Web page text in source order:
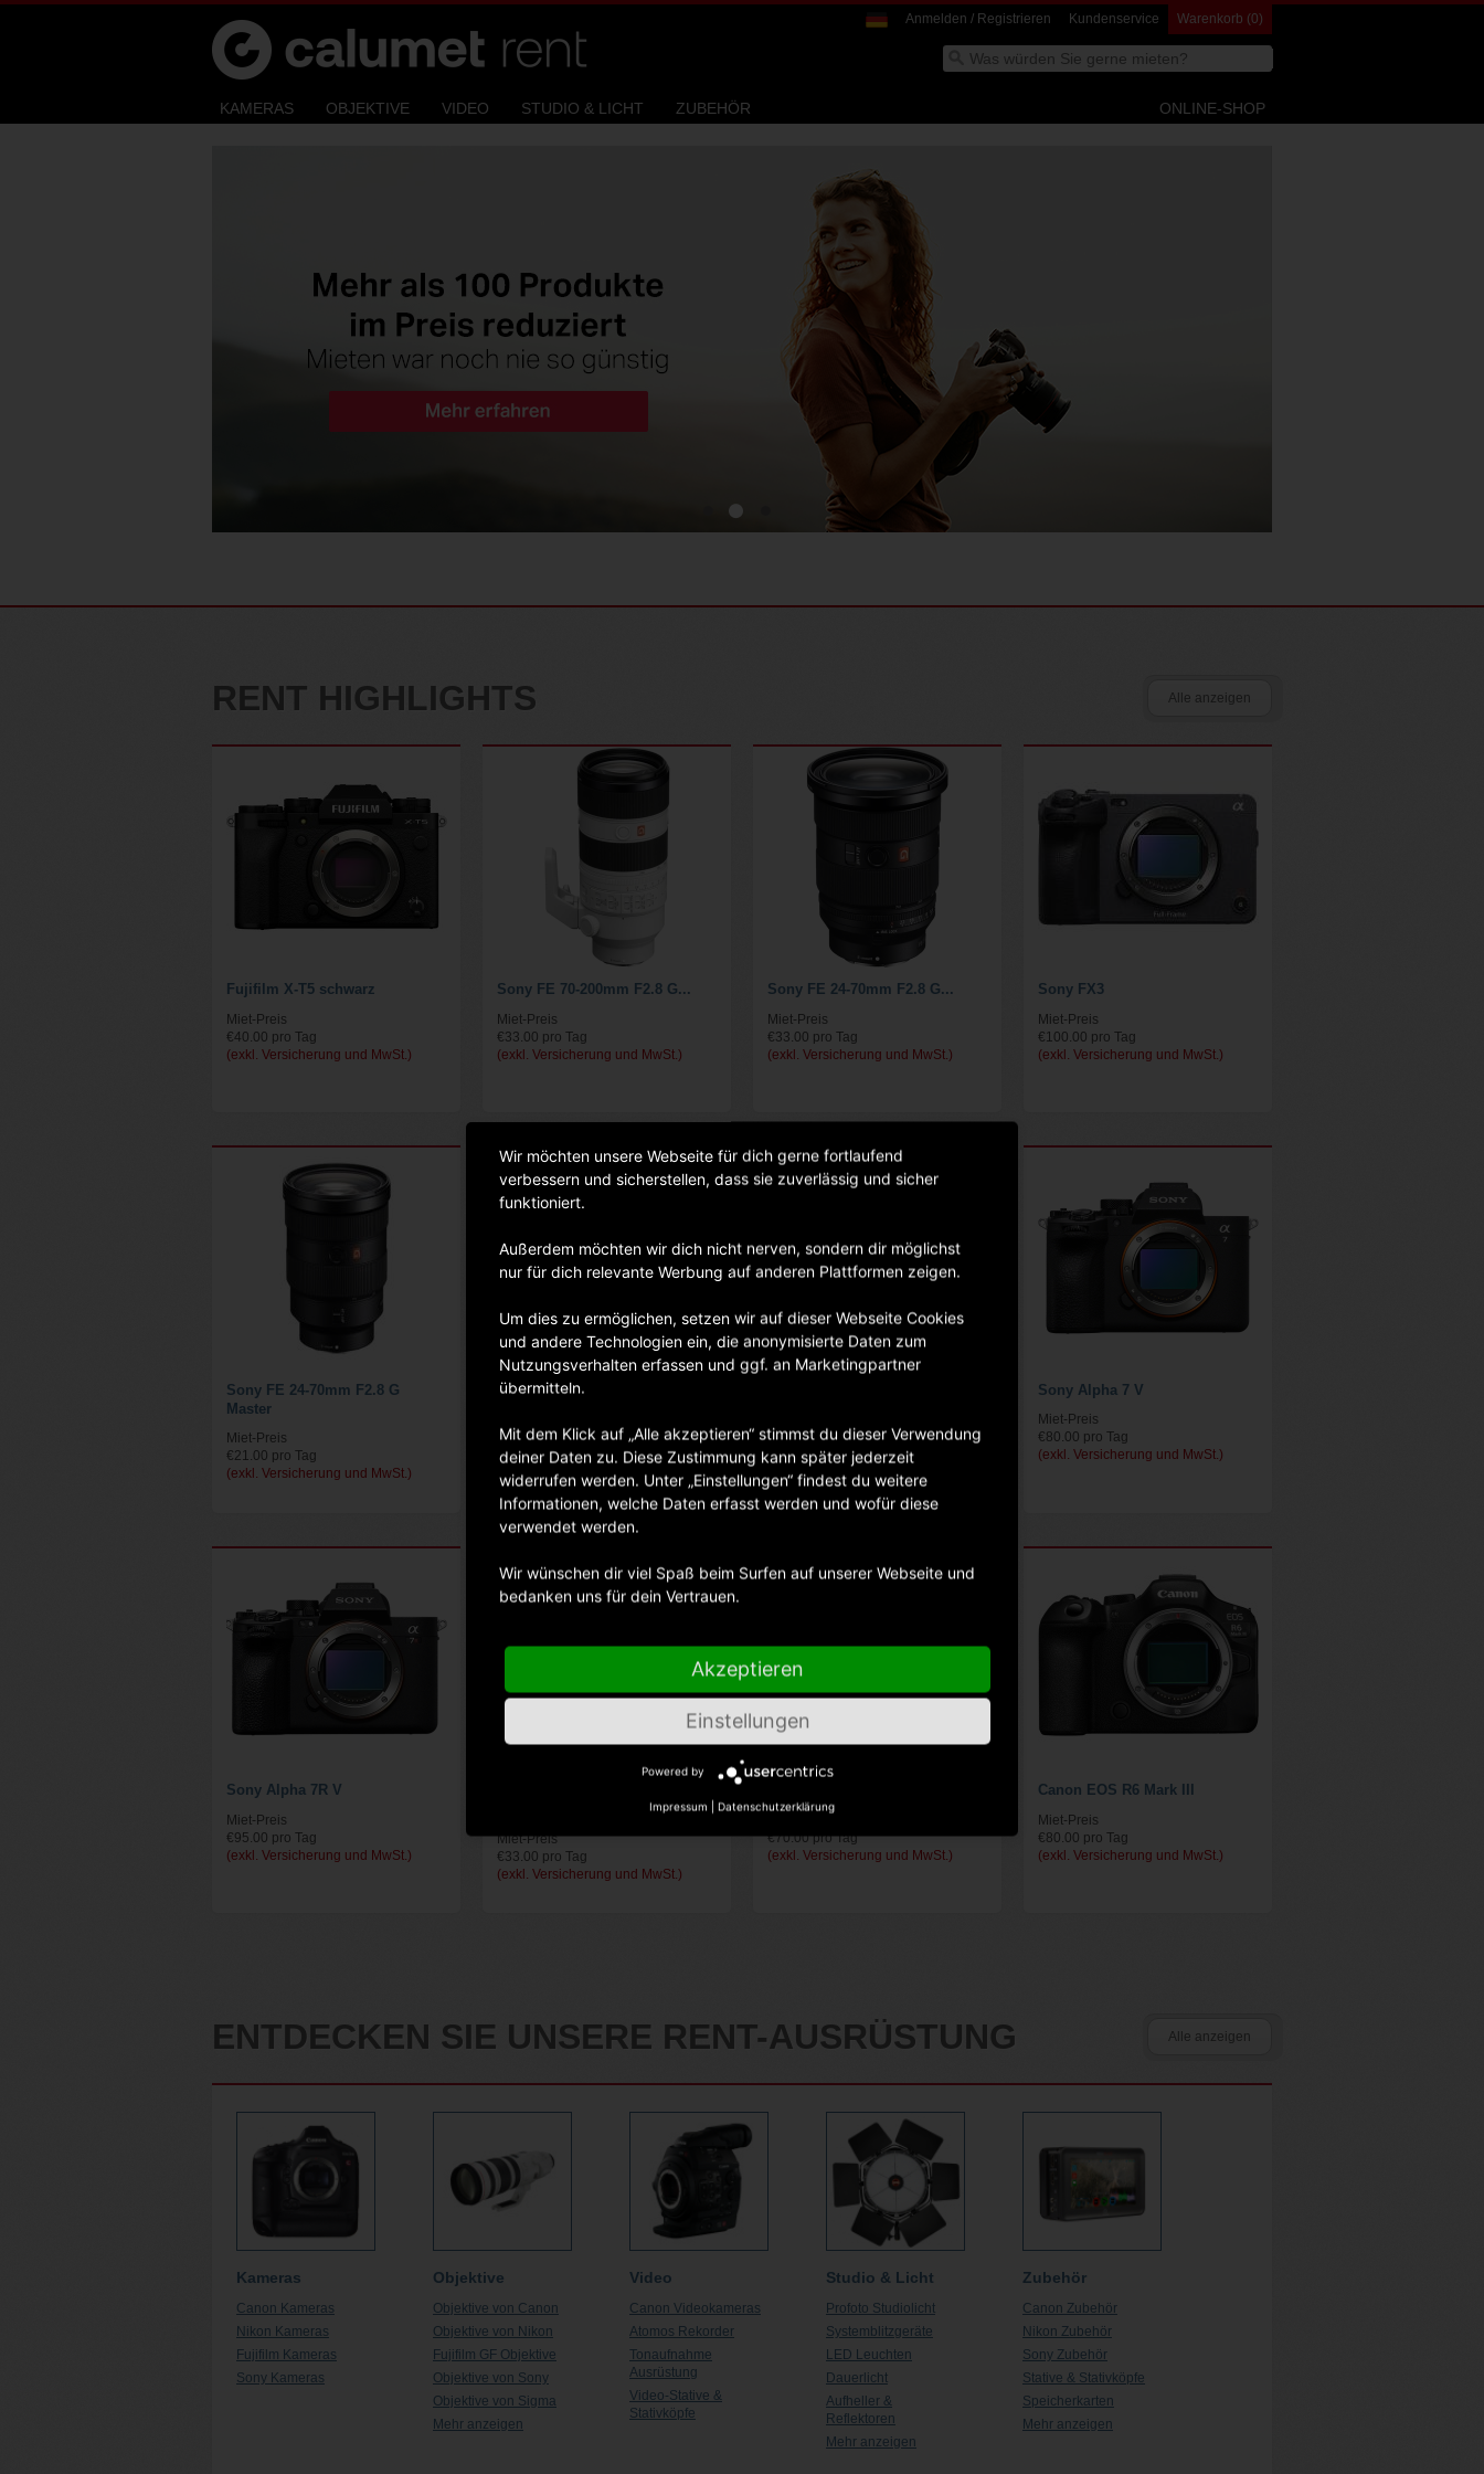
Photographic
Calumet Rent
Anmelden / Registrieren Kundenservice Warenkorb (0)
Search
Webseite
durchsuchen
KAMERAS OBJEKTIVE VIDEO STUDIO & LICHT ZUBEHÖR ONLINE-SHOP
RENT HIGHLIGHTS Alle anzeigen
Fujifilm X-T5 schwarz
Miet-Preis
€40.00 pro Tag
(exkl. Versicherung und MwSt.)
Sony FE 70-200mm F2.8 G...
Miet-Preis
€33.00 pro Tag
(exkl. Versicherung und MwSt.)
Sony FE 24-70mm F2.8 G...
Miet-Preis
€33.00 pro Tag
(exkl. Versicherung und MwSt.)
Sony FX3
Miet-Preis
€100.00 pro Tag
(exkl. Versicherung und MwSt.)
Sony FE 24-70mm F2.8 G
Master
Miet-Preis
€21.00 pro Tag
(exkl. Versicherung und MwSt.)
Canon EOS R5 Mark II
€100.00 pro Tag
(exkl. Versicherung und MwSt.)
Miet-Preis
€29.00 pro Tag
(exkl. Versicherung und MwSt.)
Sony Alpha 7 V
Miet-Preis
€80.00 pro Tag
(exkl. Versicherung und MwSt.)
Sony Alpha 7R V
Miet-Preis
€95.00 pro Tag
(exkl. Versicherung und MwSt.)
Miet-Preis
€33.00 pro Tag
(exkl. Versicherung und MwSt.)
€70.00 pro Tag
(exkl. Versicherung und MwSt.)
Canon EOS R6 Mark III
Miet-Preis
€80.00 pro Tag
(exkl. Versicherung und MwSt.)
ENTDECKEN SIE UNSERE RENT-AUSRÜSTUNG Alle anzeigen
Kameras
Canon Kameras
Nikon Kameras
Fujifilm Kameras
Sony Kameras
Objektive
Objektive von Canon
Objektive von Nikon
Fujifilm GF Objektive
Objektive von Sony
Objektive von Sigma
Mehr anzeigen
Video
Canon Videokameras
Atomos Rekorder
Tonaufnahme
Ausrüstung
Video-Stative &
Stativköpfe
Studio & Licht
Profoto Studiolicht
Systemblitzgeräte
LED Leuchten
Dauerlicht
Aufheller &
Reflektoren
Mehr anzeigen
Zubehör
Canon Zubehör
Nikon Zubehör
Sony Zubehör
Stative & Stativköpfe
Speicherkarten
Mehr anzeigen
Wir möchten unsere Webseite für dich gerne fortlaufend
verbessern und sicherstellen, dass sie zuverlässig und sicher
funktioniert.
Außerdem möchten wir dich nicht nerven, sondern dir möglichst
nur für dich relevante Werbung auf anderen Plattformen zeigen.
Um dies zu ermöglichen, setzen wir auf dieser Webseite Cookies
und andere Technologien ein, die anonymisierte Daten zum
Nutzungsverhalten erfassen und ggf. an Marketingpartner
übermitteln.
Mit dem Klick auf „Alle akzeptieren“ stimmst du dieser Verwendung
deiner Daten zu. Diese Zustimmung kann später jederzeit
widerrufen werden. Unter „Einstellungen“ findest du weitere
Informationen, welche Daten erfasst werden und wofür diese
verwendet werden.
Wir wünschen dir viel Spaß beim Surfen auf unserer Webseite und
bedanken uns für dein Vertrauen.
Akzeptieren
Einstellungen
Powered by
Impressum Datenschutzerklärung